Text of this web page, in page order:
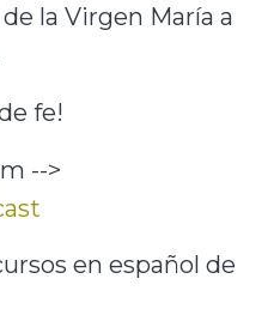
la Virgen María a
fe!
-->
en español de